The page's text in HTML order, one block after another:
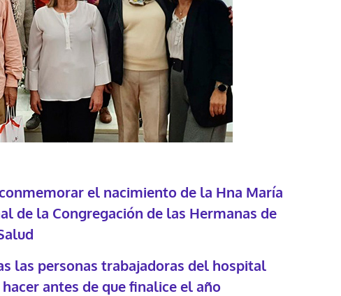
el nacimiento de la Hna María
de la Congregación de las Hermanas de
las personas trabajadoras del hospital
antes de que finalice el año